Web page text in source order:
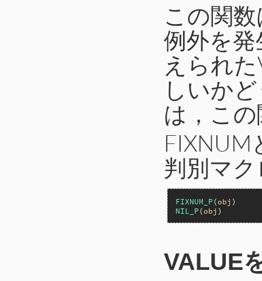
この関
例外を
えられ
しいか
は，こ
FIXNUM
判別マ
FIXNUM_P(obj
NIL_P(obj
VALUE